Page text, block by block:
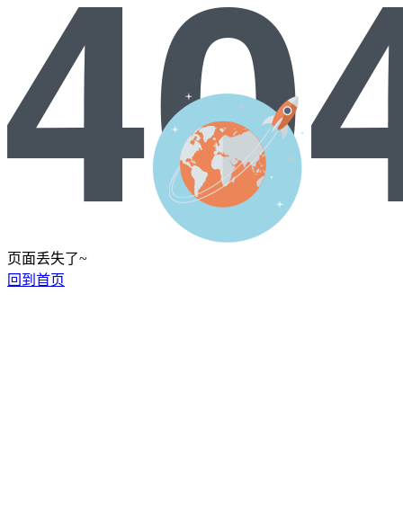
页面丢失了~
回到首页